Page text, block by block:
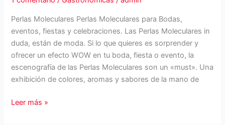
Perlas Moleculares Perlas Moleculares para Bodas,
eventos, fiestas y celebraciones. Las Perlas Moleculares in
duda, están de moda. Si lo que quieres es sorprender y
ofrecer un efecto WOW en tu boda, fiesta o evento, la
escenografía de las Perlas Moleculares son un «must». Una
exhibición de colores, aromas y sabores de la mano de
Perlas
Leer más »